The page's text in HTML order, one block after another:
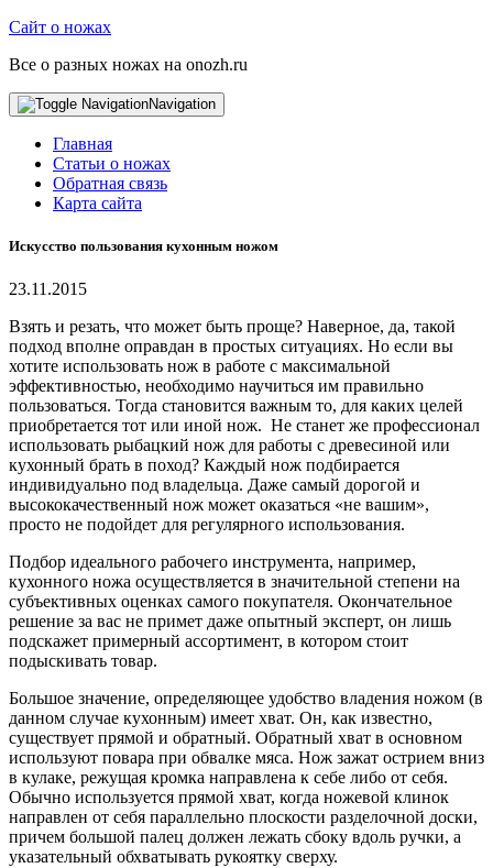
Сайт о ножах
Все о разных ножах на onozh.ru
Navigation
Главная
Статьи о ножах
Обратная связь
Карта сайта
Искусство пользования кухонным ножом
23.11.2015
Взять и резать, что может быть проще? Наверное, да, такой
подход вполне оправдан в простых ситуациях. Но если вы
хотите использовать нож в работе с максимальной
эффективностью, необходимо научиться им правильно
пользоваться. Тогда становится важным то, для каких целей
приобретается тот или иной нож. Не станет же профессионал
использовать рыбацкий нож для работы с древесиной или
кухонный брать в поход? Каждый нож подбирается
индивидуально под владельца. Даже самый дорогой и
высококачественный нож может оказаться «не вашим»,
просто не подойдет для регулярного использования.
Подбор идеального рабочего инструмента, например,
кухонного ножа осуществляется в значительной степени на
субъективных оценках самого покупателя. Окончательное
решение за вас не примет даже опытный эксперт, он лишь
подскажет примерный ассортимент, в котором стоит
подыскивать товар.
Большое значение, определяющее удобство владения ножом (в
данном случае кухонным) имеет хват. Он, как известно,
существует прямой и обратный. Обратный хват в основном
используют повара при обвалке мяса. Нож зажат острием вниз
в кулаке, режущая кромка направлена к себе либо от себя.
Обычно используется прямой хват, когда ножевой клинок
направлен от себя параллельно плоскости разделочной доски,
причем большой палец должен лежать сбоку вдоль ручки, а
указательный обхватывать рукоятку сверху.